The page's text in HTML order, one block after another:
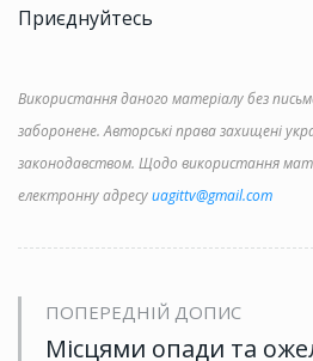
Приєднуйтесь
Використання даного матеріалу без
заборонене. Авторські права захищені
законодавством. Щодо використання
електронну адресуuagittv@gmail.com
ПОПЕРЕДНІЙ ДОПИС
Місцями опади та